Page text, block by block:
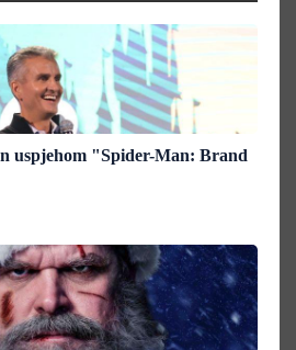
uspjehom "Spider-Man: Brand